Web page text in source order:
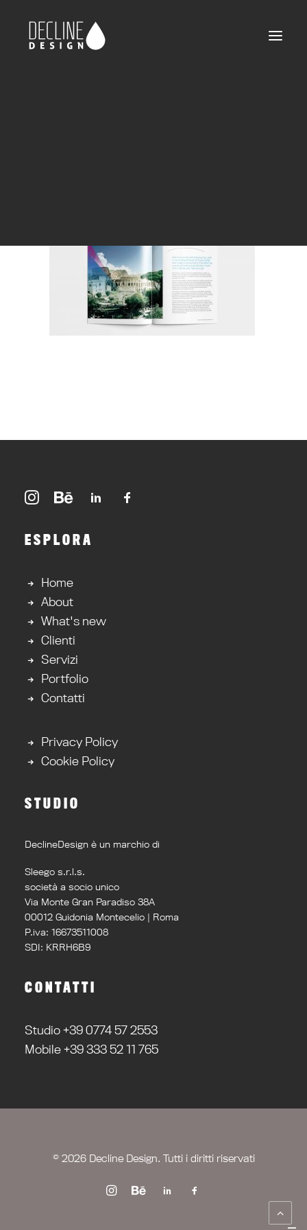
ESPLORA
Home
About
What's new
Clienti
Servizi
Portfolio
Contatti
Privacy Policy
Cookie Policy
STUDIO
DeclineDesign è un marchio di
Sleego s.r.l.s.
società a socio unico
Via Monte Gran Paradiso 38A
00012 Guidonia Montecelio | Roma
P.iva: 16673511008
SDI: KRRH6B9
CONTATTI
Studio +39 0774 57 2553
Mobile +39 333 52 11 765
© 2026 Decline Design. Tutti i diritti riservati